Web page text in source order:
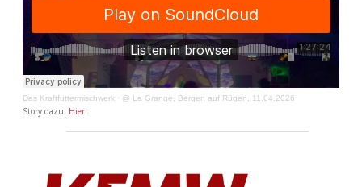
Das Kraftfuttermischwerk · @ La Grange, Bergen auf Rügen, 11.04.2026
Story dazu: Hier.